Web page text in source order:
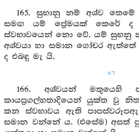
165. සුභානු නම් අශ්ව
සමඟ යම් ප්‍රේමයක් කෙරේ ද
ස්වභාවයෙන් නො වේ. යම් සුභනු
අශ්වයා හා සමාන ගෝචර
ද එබඳු මැ යි.
67
166. අශ්වයන්
කායප්‍රගල්හතාදියෙන් යුක්ත වූ
කන ස්වභාවය ඇති
සමාන වන්නේ ය. (එසේම) අසත්